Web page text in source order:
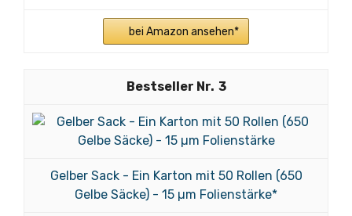
bei Amazon ansehen*
3
Gelber Sack - Ein Karton mit 50 Rollen (650
Gelbe Säcke) - 15 µm Folienstärke*